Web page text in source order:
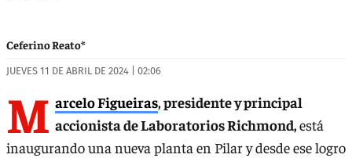
Ceferino Reato*
JUEVES 11 DE ABRIL DE 2024 | 02:06
M arcelo Figueiras, presidente y principal
accionista de Laboratorios Richmond,está
inaugurando una nueva planta en Pilar y desde ese logro